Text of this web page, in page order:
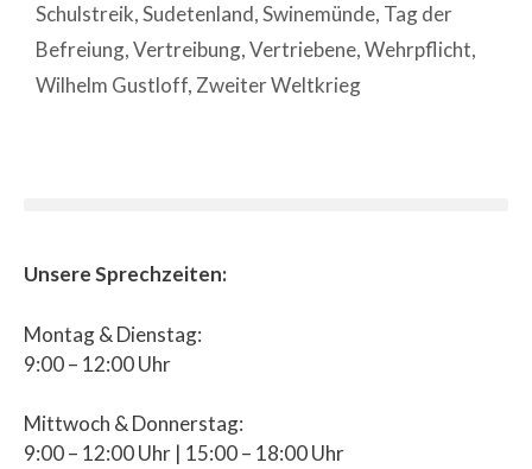
Schulstreik,Sudetenland,Swinemünde, Tag der
Befreiung,Vertreibung,Vertriebene,Wehrpflicht,
Wilhelm Gustloff, Zweiter Weltkrieg
Unsere Sprechzeiten:
Montag & Dienstag:
9:00 – 12:00 Uhr
Mittwoch & Donnerstag:
9:00 – 12:00 Uhr | 15:00 – 18:00 Uhr